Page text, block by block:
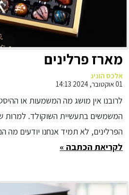
מארז פרלינים
אלכס הוניג
01 אוקטובר, 2024 14:13
לרובנו אין מושג מה המשמעות או
המשמשים בתעשיית השוקולד. למרות
הפרלינים, לא תמיד אנחנו יודעים מה
לקריאת הכתבה »